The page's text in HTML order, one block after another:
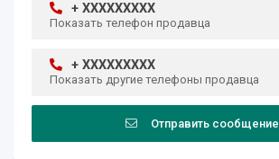
+ XXXXXXXXX
Показать телефон продавца
+ XXXXXXXXX
Показать другие телефоны продавца
Отправить сообщение